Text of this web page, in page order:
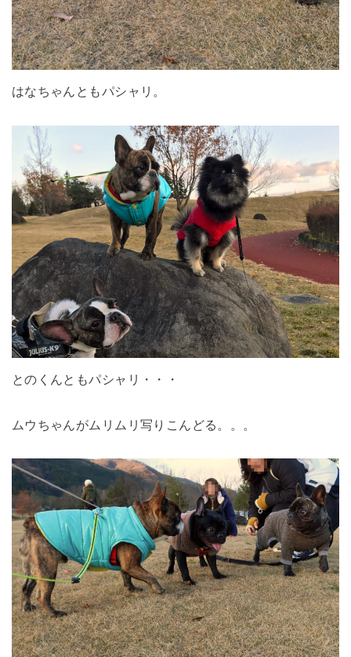
はなちゃんともパシャリ。
とのくんともパシャリ・・・
ムウちゃんがムリムリ写りこんどる。。。